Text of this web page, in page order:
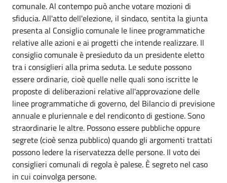
comunale. Al contempo può anche votare mozioni di
sfiducia. All'atto dell'elezione, il sindaco, sentita la giunta
presenta al Consiglio comunale le linee programmatiche
relative alle azioni e ai progetti che intende realizzare. Il
consiglio comunale è presieduto da un presidente eletto
tra i consiglieri alla prima seduta. Le sedute possono
essere ordinarie, cioè quelle nelle quali sono iscritte le
proposte di deliberazioni relative all'approvazione delle
linee programmatiche di governo, del Bilancio di previsione
annuale e pluriennale e del rendiconto di gestione. Sono
straordinarie le altre. Possono essere pubbliche oppure
segrete (cioè senza pubblico) quando gli argomenti trattati
possono ledere la riservatezza delle persone. Il voto dei
consiglieri comunali di regola è palese. È segreto nel caso
in cui coinvolga persone.